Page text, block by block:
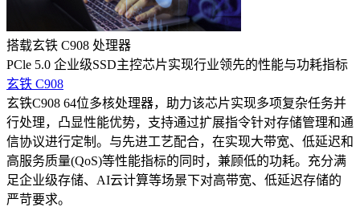
搭载玄铁 C908 处理器
PCle 5.0 企业级SSD主控芯片实现行业领先的性能与功耗指标
玄铁 C908
玄铁C908 64位多核处理器，助力该芯片实现多项复杂任务并
行处理，凸显性能优势，支持通过扩展指令针对存储管理和通
信协议进行定制。与先进工艺配合，在实现大带宽、低延迟和
高服务质量(QoS)等性能指标的同时，兼顾低的功耗。充分满
足企业级存储、AI云计算等场景下对高带宽、低延迟存储的
严苛要求。